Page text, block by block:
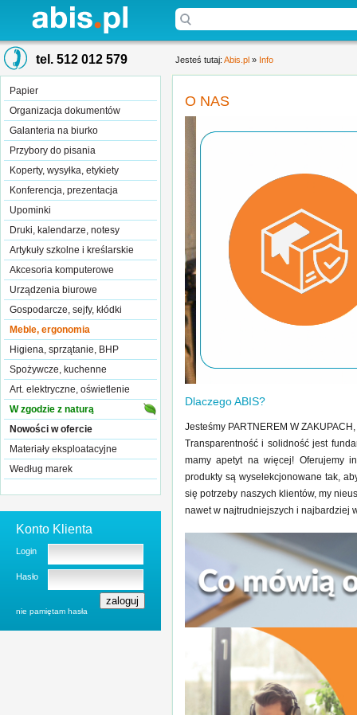
tel. 512 012 579
Papier
Organizacja dokumentów
Galanteria na biurko
Przybory do pisania
Koperty, wysyłka, etykiety
Konferencja, prezentacja
Upominki
Druki, kalendarze, notesy
Artykuły szkolne i kreślarskie
Akcesoria komputerowe
Urządzenia biurowe
Gospodarcze, sejfy, kłódki
Meble, ergonomia
Higiena, sprzątanie, BHP
Spożywcze, kuchenne
Art. elektryczne, oświetlenie
W zgodzie z naturą
Nowości w ofercie
Materiały eksploatacyjne
Według marek
Konto Klienta
Login
Hasło
nie pamiętam hasła
Jesteś tutaj: Abis.pl » Info
O NAS
Dlaczego ABIS?
Jesteśmy PARTNEREM W
Transparentność i solidność jest
mamy apetyt na więcej! Oferujemy
produkty są wyselekcjonowane tak,
się potrzeby naszych klientów, my
nawet w najtrudniejszych i najbardziej